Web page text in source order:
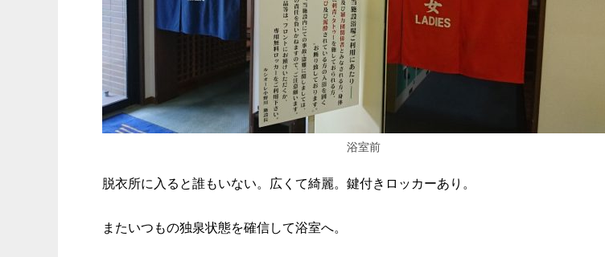
浴室前
脱衣所に入ると誰もいない。広くて綺麗。鍵付きロッカーあり。
またいつもの独泉状態を確信して浴室へ。